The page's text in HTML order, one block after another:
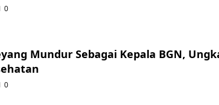
0
Mundur Sebagai Kepala BGN,
0